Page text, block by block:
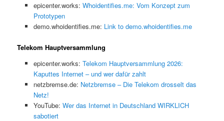
epicenter.works: Whoidentifies.me: Vom Konzept zum
Prototypen
demo.whoidentifies.me: Link to demo.whoidentifies.me
Telekom Hauptversammlung
epicenter.works: Telekom Hauptversammlung 2026:
Kaputtes Internet – und wer dafür zahlt
netzbremse.de: Netzbremse – Die Telekom drosselt das
Netz!
YouTube: Wer das Internet in Deutschland WIRKLICH
sabotiert